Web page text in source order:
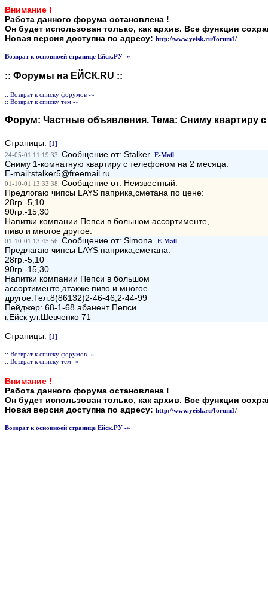
Внимание !
Работа данного форума остановлена !
Он будет использован только, как архив. Все функции
Новая версия доступна по адресу: http://www.yeisk.ru/forum1/
Возврат к основноей странице Ейск.РУ -»
:: Форумы на ЕЙСК.RU ::
:: Возврат к списку форумов -»
:: Возврат к списку тем -»
Форум: Частные объявления. Тема: Сниму квартиру с
Страницы: [1]
24-05-01 11:19:33. Сообщение от: Stalker. E-Mail
Сниму 1-комнатную квартиру с телефоном на 2 месяца.
E-mail:stalker5@freemail.ru
01-10-01 13:33:38. Сообщение от: Неизвестный.
Предлогаю чипсы LAYS паприка,сметана по цене:
28гр.-5,10
90гр.-15,30
Напитки компании Пепси в большом ассортименте,
пиво и многое другое.
01-10-01 13:45:56. Сообщение от: Simona. E-Mail
Предлагаю чипсы LAYS паприка,сметана:
28гр.-5,10
90гр.-15,30
Напитки компании Пепси в большом
ассортименте,атакже пиво и многое
другое.Тел.8(86132)2-46-46,2-44-99
Пейджер: 68-1-68 абанент Пепси
г.Ейск ул.Шевченко 71
Страницы: [1]
:: Возврат к списку форумов -»
:: Возврат к списку тем -»
Внимание !
Работа данного форума остановлена !
Он будет использован только, как архив. Все функции
Новая версия доступна по адресу: http://www.yeisk.ru/forum1/
Возврат к основноей странице Ейск.РУ -»